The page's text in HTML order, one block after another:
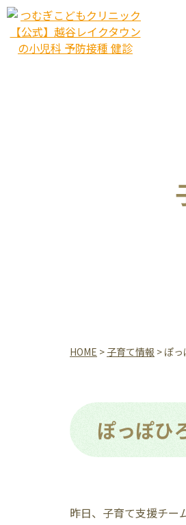
HOME > 子育て情報 > ぽ
ぽっぽひ
昨日、子育て支援チー